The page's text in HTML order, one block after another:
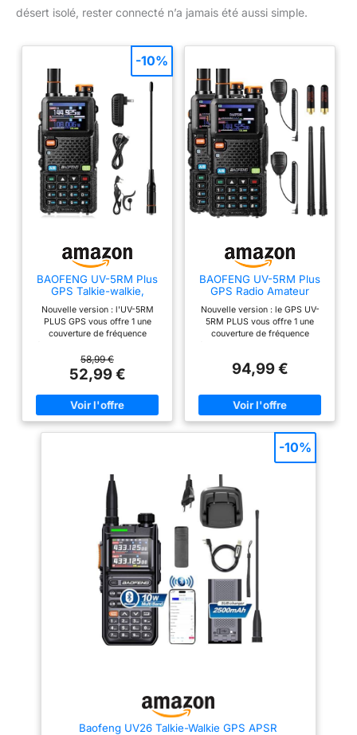
désert isolé, rester connecté n’a jamais été aussi simple.
BAOFENG UV-5RM Plus
GPS Talkie-walkie,
bidirectionnelle Longue
portée 10 W, 1,77" écran
Couleur, Batterie 2500
Zones, pour L'Aventure et
Les Conversations de
Nouvelle version : l'UV-5RM
PLUS GPS vous offre 1 une
couverture de fréquence
Airband et FM, 2 une
fonctionnalité GPS, 3 une copie
de fréquence à une touche, 4
une batterie de 2500 mAh avec
chargement USB-C, 5 une
puissance de sortie de 10 W et
consulter et partager votre
position, demander la position
de vos coéquipiers et accéder à
des données détaillées comme
la longitude, la latitude et
l'altitude. La carte radar
intégrée vous permet de suivre
votre direction et les distances
avec vos compagnons
d'aventure, améliorant ainsi
votre sécurité lors d'activités de
plein air comme la randonnée et
le camping Batterie longue
durée : équipée d'une batterie
lithium-ion rechargeable de 2
reste opérationnelle pendant de
longues périodes sans soucis
de batterie 640 canaux, 10
58,99 €
52,99 €
-10%
BAOFENG UV-5RM Plus
GPS Radio Amateur
walkie Double Bande
Longue portée,
récepteur VHF UHF
2500mAh, Port USB-C,
640 canaux,
parleurs (Lot de 2)
Nouvelle version : le GPS UV-
5RM PLUS vous offre 1 une
couverture de fréquence
fonctionnalité GPS, 3 une copie
batterie de 2500 mAh avec
chargement USB-C, 5 une
puissance de sortie de 10 W et
de 1,77 pouces pour une
meilleure lisibilité Fonctionnalité
GPS : utilisez le GPS pour
consulter et partager votre
position, demander la position
de vos coéquipiers et accéder à
des données détaillées telles
que la longitude, la latitude et
intégrée vous permet de suivre
votre direction et les distances
avec les autres aventuriers,
améliorant ainsi votre sécurité
lors d'activités de plein air
comme la randonnée et le
camping Batterie longue durée :
équipée d'une batterie lithium-
ion rechargeable de 2500 mAh
pendant de longues périodes
canaux, 10 zones : gérez
94,99 €
Baofeng UV26 Talkie-Walkie GPS APSR
-10%